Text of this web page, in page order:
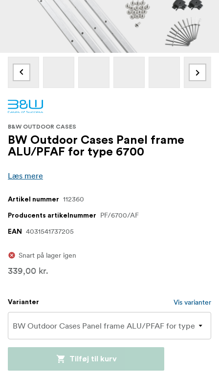
B&W OUTDOOR CASES
BW Outdoor Cases Panel frame
ALU/PFAF for type 6700
Læs mere
Artikel nummer 112360
Producents artikelnummer PF/6700/AF
EAN 4031541737205
Snart på lager igen
339,00 kr.
Varianter Vis varianter
Tilføj til kurv